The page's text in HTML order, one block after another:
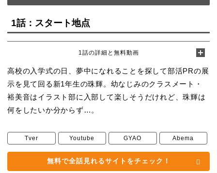
1話：スタート地点
1話の詳細と無料動画
高校の入学式の日、夢中になれることを探して部活PRの展
示を見て回る新1年生の珠輝。幼なじみのクラスメート・
裕美音はイラスト部に入部して楽しそうだけれど、珠輝は
何をしたいか分からず…。
Tver Youtube GYAO Abema
無料で全話見れるサイトをチェック！